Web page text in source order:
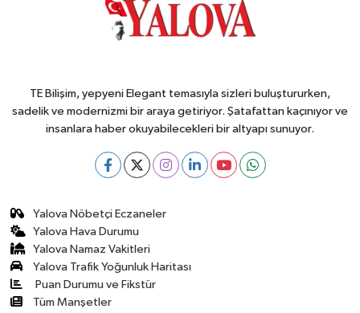
TE Bilişim, yepyeni Elegant temasıyla sizleri buluştururken,
sadelik ve modernizmi bir araya getiriyor. Şatafattan kaçınıyor ve
insanlara haber okuyabilecekleri bir altyapı sunuyor.
Yalova Nöbetçi Eczaneler
Yalova Hava Durumu
Yalova Namaz Vakitleri
Yalova Trafik Yoğunluk Haritası
Puan Durumu ve Fikstür
Tüm Manşetler